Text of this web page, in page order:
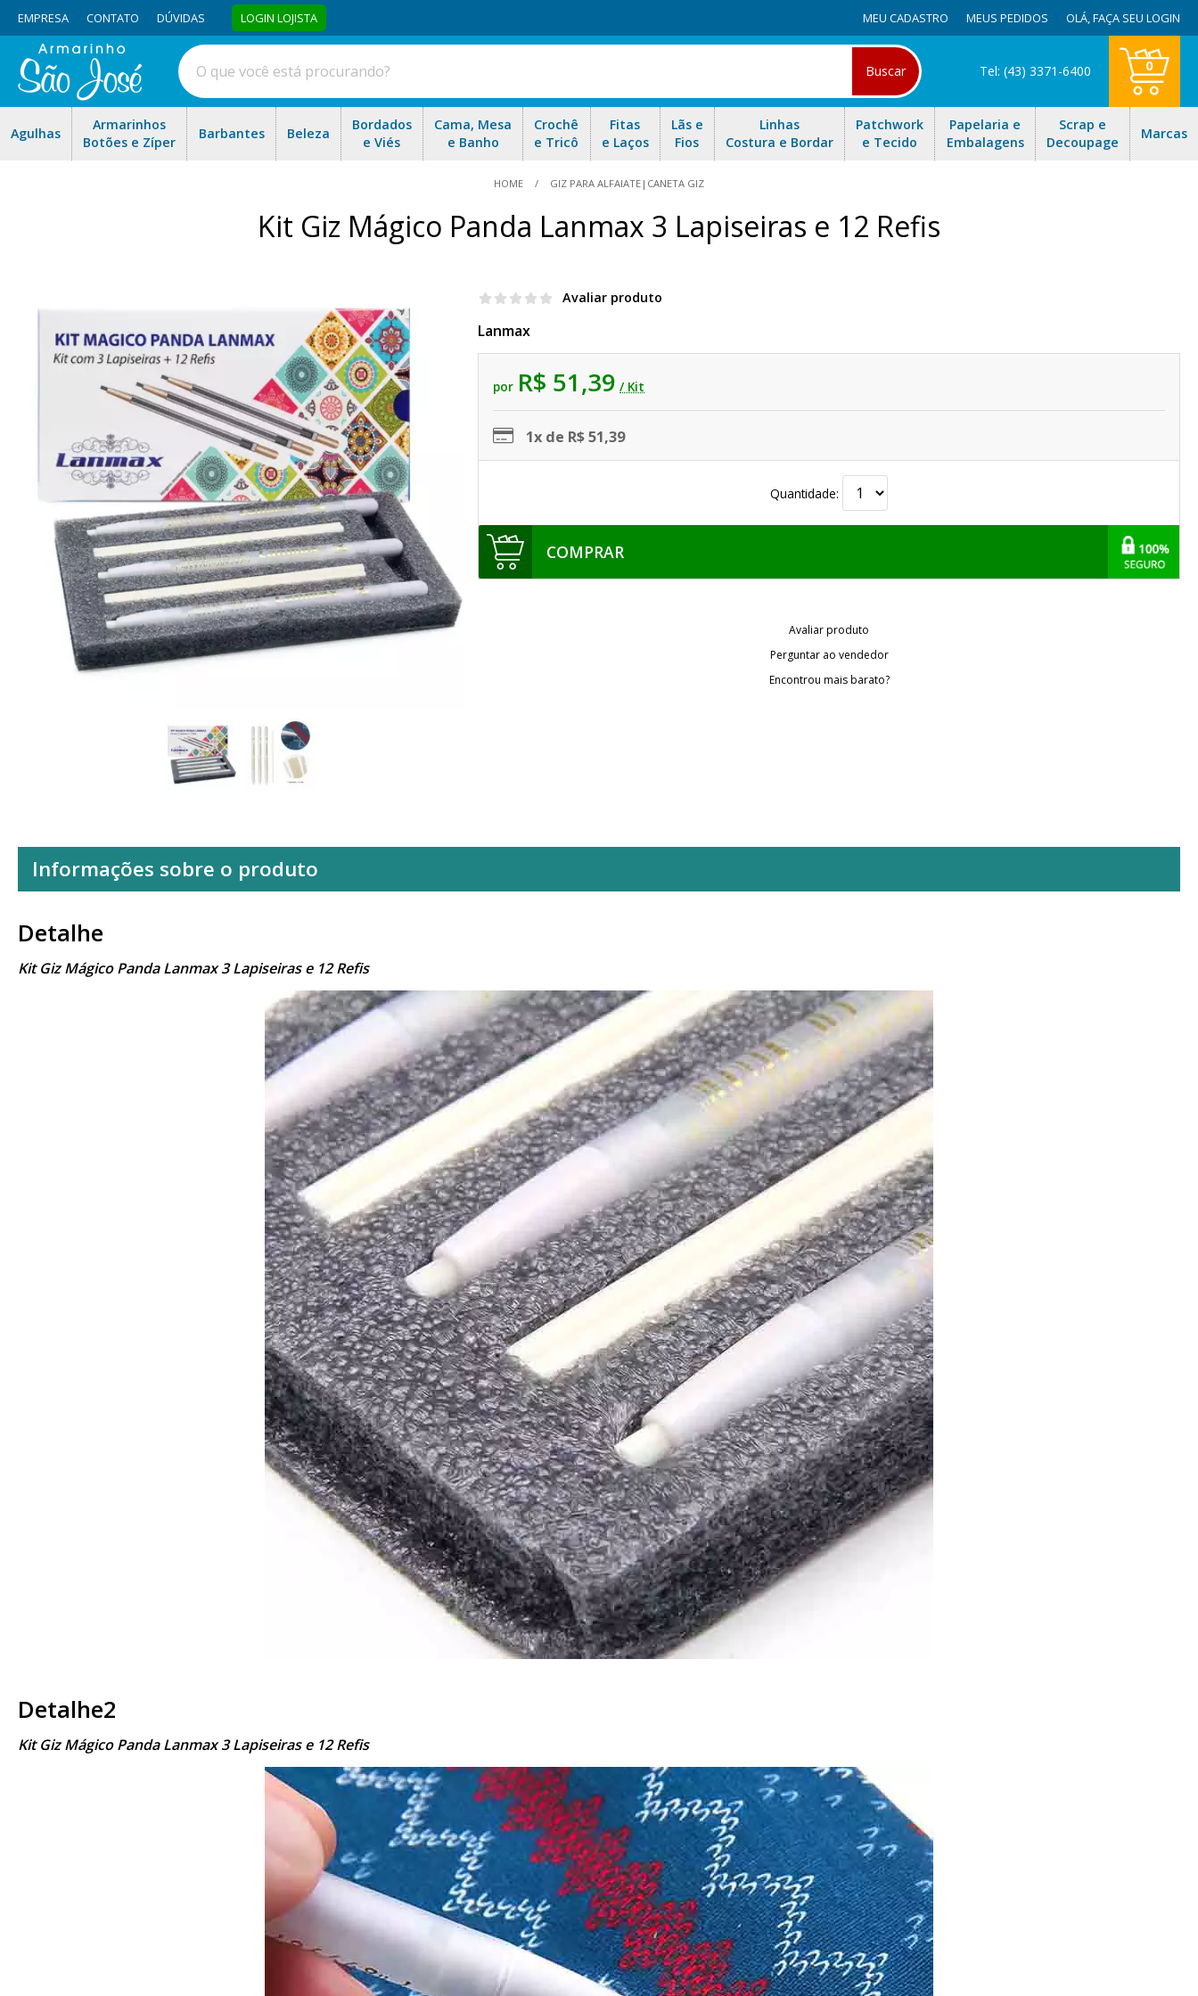
EMPRESA CONTATO DÚVIDAS LOGIN LOJISTA MEU CADASTRO MEUS PEDIDOS OLÁ,FAÇA SEU LOGIN
Buscar Tel: (43) 3371-6400 0
Agulhas
Armarinhos
Botões e Zíper
Barbantes Beleza
Bordados
e Viés
Cama, Mesa
e Banho
Crochê
e Tricô
Fitas
e Laços
Lãs e
Fios
Linhas
Costura e Bordar
Patchwork
e Tecido
Papelaria e
Embalagens
Scrap e
Decoupage
Marcas
HOME GIZ PARA ALFAIATE|CANETA GIZ
Kit Giz Mágico Panda Lanmax 3 Lapiseiras e 12 Refis
Avaliar produto
Lanmax
por R$ 51,39 / Kit
1x de R$ 51,39
Quantidade:
COMPRAR
Avaliar produto
Perguntar ao vendedor
Encontrou mais barato?
Informações sobre o produto
Detalhe
Kit Giz Mágico Panda Lanmax 3 Lapiseiras e 12 Refis
Detalhe2
Kit Giz Mágico Panda Lanmax 3 Lapiseiras e 12 Refis